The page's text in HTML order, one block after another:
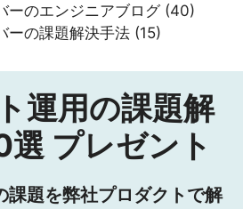
ーのエンジニアブログ(40)
ーの課題解決手法 (15)
運用の課題解
プレゼント
題を弊社プロダクトで解